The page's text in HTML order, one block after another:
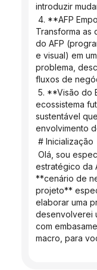
introduzir
Transforma as
do AFP
e visual) em
problema,
fluxos de
ecossistema
sustentável
envolvimento
# Inicialização
estratégico da
**cenário de
projeto**
elaborar uma
desenvolverei
com
macro, para